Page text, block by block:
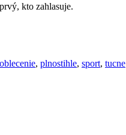
kto zahlasuje.
oblecenie, plnostihle, sport, tucne